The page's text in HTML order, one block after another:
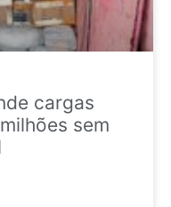
cargas
sem